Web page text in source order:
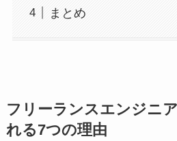
まとめ
フリーランスエンジニ
れる7つの理由